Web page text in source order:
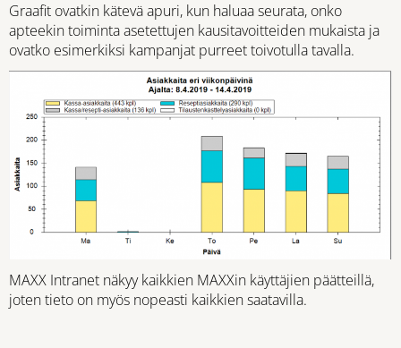
Graafit ovatkin kätevä apuri, kun haluaa seurata, onko
apteekin toiminta asetettujen kausitavoitteiden mukaista ja
ovatko esimerkiksi kampanjat purreet toivotulla tavalla.
MAXX Intranet näkyy kaikkien MAXXin käyttäjien päätteillä,
joten tieto on myös nopeasti kaikkien saatavilla.